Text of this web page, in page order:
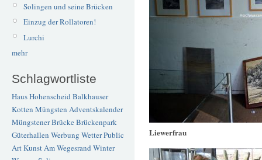
Solingen und seine Brücken
Einzug der Rollatoren!
Lurchi
mehr
Schlagwortliste
Haus Hohenscheid Balkhauser
Kotten Müngsten Adventskalender
Müngstener BrückeBrückenpark
Güterhallen Werbung WetterPublic
ArtKunstAm Wegesrand Winter
Liewerfrau